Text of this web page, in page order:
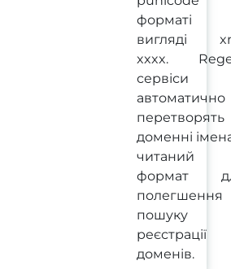
форматі
вигляді
xxxx.
сервіси
автоматично
перетворять
доменні
читаний
формат
полегшення
пошуку
реєстрації
доменів.